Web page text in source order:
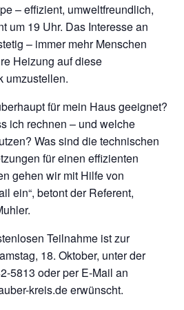
– effizient, umweltfreundlich,
um 19 Uhr. Das Interesse an
– immer mehr Menschen
Heizung auf diese
umzustellen.
für mein Haus geeignet?
ich rechnen – und welche
Was sind die technischen
für einen effizienten
gehen wir mit Hilfe von
ein“, betont der Referent,
Teilnahme ist zur
18. Oktober, unter der
5813 oder per E-Mail an
kreis.de erwünscht.